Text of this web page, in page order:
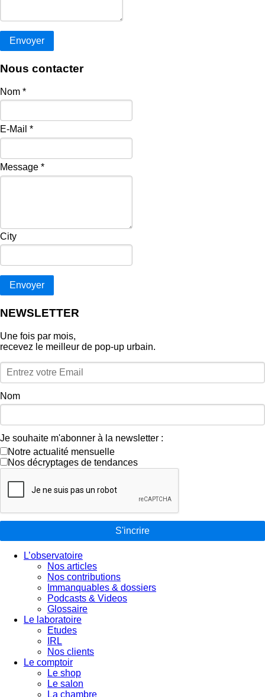
Nous contacter
Nom *
E-Mail *
Message *
City
Envoyer
NEWSLETTER
Une fois par mois,
recevez le meilleur de pop‑up urbain.
Nom
Je souhaite m'abonner à la newsletter :
Notre actualité mensuelle
Nos décryptages de tendances
S'incrire
L’observatoire
Nos articles
Nos contributions
Immanquables & dossiers
Podcasts & Videos
Glossaire
Le laboratoire
Etudes
IRL
Nos clients
Le comptoir
Le shop
Le salon
La chambre